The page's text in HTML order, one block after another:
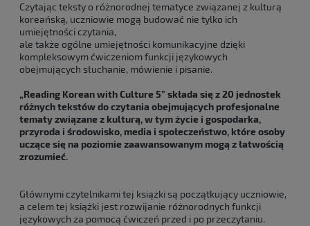
Czytając teksty o różnorodnej tematyce związanej z kulturą
koreańską, uczniowie mogą budować nie tylko ich
umiejętności czytania,
ale także ogólne umiejętności komunikacyjne dzięki
kompleksowym ćwiczeniom funkcji językowych
obejmujących słuchanie, mówienie i pisanie.
„Reading Korean with Culture 5” składa się z 20 jednostek
różnych tekstów do czytania obejmujących profesjonalne
tematy związane z kulturą, w tym życie i gospodarka,
przyroda i środowisko, media i społeczeństwo, które osoby
uczące się na poziomie zaawansowanym mogą z łatwością
zrozumieć.
Głównymi czytelnikami tej książki są początkujący uczniowie,
a celem tej książki jest rozwijanie różnorodnych funkcji
językowych za pomocą ćwiczeń przed i po przeczytaniu.